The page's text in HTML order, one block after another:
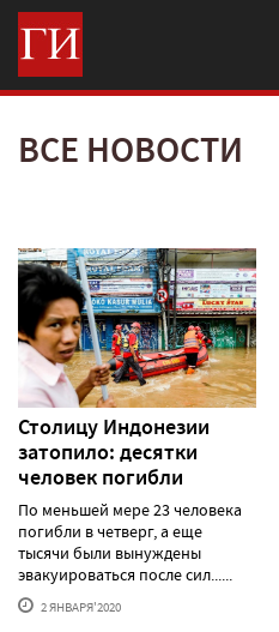
ВСЕ НОВОСТИ
Столицу Индонезии
затопило: десятки
человек погибли
По меньшей мере 23 человека
погибли в четверг, а еще
тысячи были вынуждены
эвакуироваться после сил......
2 ЯНВАРЯ'2020